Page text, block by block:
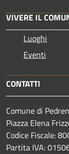
VIVERE IL
Luoghi
Eventi
CONTATTI
Comune di
Piazza Elena
Codice Fiscale:
Partita IVA: